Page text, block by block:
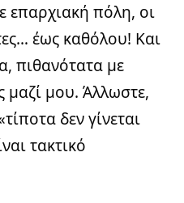
επαρχιακή πόλη, οι
έως καθόλου! Και
πιθανότατα με
μαζί μου. Άλλωστε,
δεν γίνεται
τακτικό